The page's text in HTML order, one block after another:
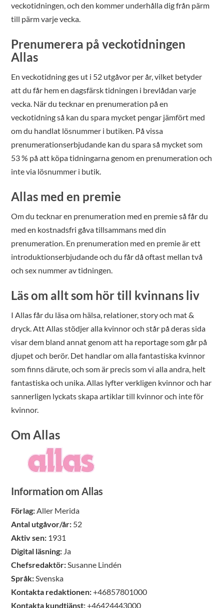
veckotidningen, och den kommer underhålla dig från pärm
till pärm varje vecka.
Prenumerera på veckotidningen
Allas
En veckotidning ges ut i 52 utgåvor per år, vilket betyder
att du får hem en dagsfärsk tidningen i brevlådan varje
vecka. När du tecknar en prenumeration på en
veckotidning så kan du spara mycket pengar jämfört med
om du handlat lösnummer i butiken. På vissa
prenumerationserbjudande kan du spara så mycket som
53 % på att köpa tidningarna genom en prenumeration och
inte via lösnummer i butik.
Allas med en premie
Om du tecknar en prenumeration med en premie så får du
med en kostnadsfri gåva tillsammans med din
prenumeration. En prenumeration med en premie är ett
introduktionserbjudande och du får då oftast mellan två
och sex nummer av tidningen.
Läs om allt som hör till kvinnans liv
I Allas får du läsa om hälsa, relationer, story och mat &
dryck. Att Allas stödjer alla kvinnor och står på deras sida
visar dem bland annat genom att ha reportage som går på
djupet och berör. Det handlar om alla fantastiska kvinnor
som finns därute, och som är precis som vi alla andra, helt
fantastiska och unika. Allas lyfter verkligen kvinnor och har
sannerligen lyckats skapa artiklar till kvinnor och inte för
kvinnor.
Om Allas
Information om Allas
Förlag:Aller Merida
Antal utgåvor/år: 52
Aktiv sen: 1931
Digital läsning: Ja
Chefsredaktör:Susanne Lindén
Språk:Svenska
Kontakta redaktionen:+46857801000
Kontakta kundtjänst:+46424443000